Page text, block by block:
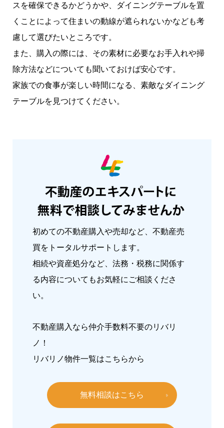
スを確保できるかどうかや、ダイニングテーブルを置
くことによって住まいの動線が遮られないかなども考
慮して選びたいところです。
また、購入の際には、その素材に必要なお手入れや掃
除方法などについても聞いておけば安心です。
家族での食事が楽しい時間になる、素敵なダイニング
テーブルを見つけてください。
初めての不動産購入や売却など、不動産売
買をトータルサポートします。
相続や資産処分など、法務・税務に関係す
る内容についてもお気軽にご相談くださ
い。
不動産購入なら仲介手数料不要のリバリ
ノ！
リバリノ物件一覧はこちらから
無料相談はこちら